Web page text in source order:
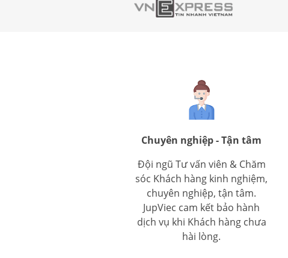
Chuyên nghiệp - Tận tâm
Đội ngũ Tư vấn viên & Chăm
sóc Khách hàng kinh nghiệm,
chuyên nghiệp, tận tâm.
JupViec cam kết bảo hành
dịch vụ khi Khách hàng chưa
hài lòng.